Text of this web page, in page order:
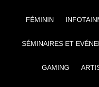
FÉMININ
SÉMINAIRES ET
GAMING